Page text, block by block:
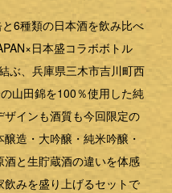
6種類の日本酒を飲み比べ
日本盛コラボボトル
ぶ、兵庫県三木市吉川町西
山田錦を100％使用した純
インも酒質も今回限定の
造・大吟醸・純米吟醸・
と生貯蔵酒の違いを体感
飲みを盛り上げるセットで